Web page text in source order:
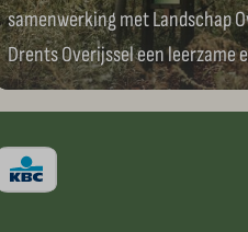
samenwerking met Landschap
Drents Overijssel een leerzame